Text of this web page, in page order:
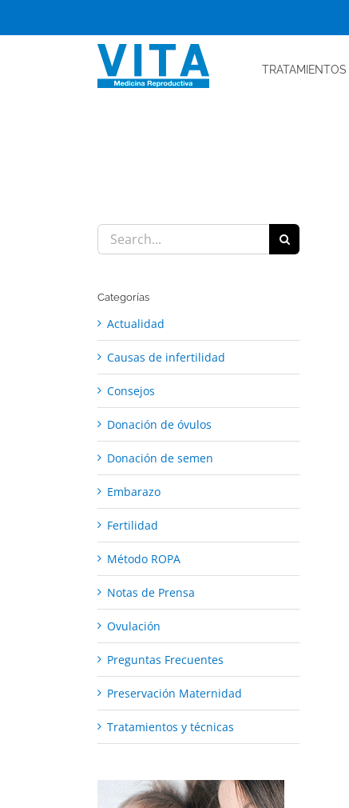
TRATAMIENTOS
Search
for:
Categorías
Actualidad
Causas de infertilidad
Consejos
Donación de óvulos
Donación de semen
Embarazo
Fertilidad
Método ROPA
Notas de Prensa
Ovulación
Preguntas Frecuentes
Preservación Maternidad
Tratamientos y técnicas